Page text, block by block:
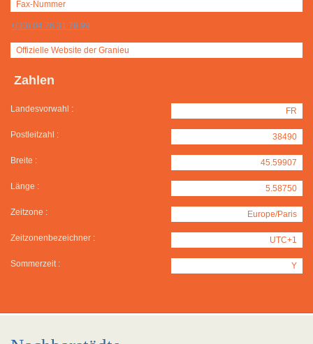
Fax-Nummer
+(33) 04 76 31 78 99
Offizielle Website der Granieu
Zahlen
Landesvorwahl : FR
Postleitzahl : 38490
Breite : 45.59907
Länge : 5.58750
Zeitzone : Europe/Paris
Zeitzonenbezeichner : UTC+1
Sommerzeit : Y